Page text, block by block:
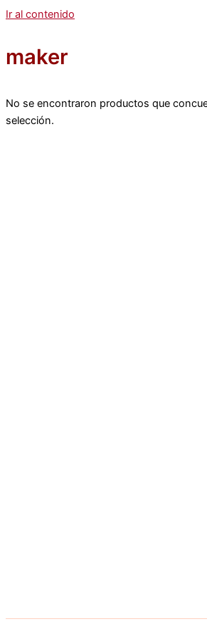
Ir al contenido
maker
No se encontraron productos que
selección.